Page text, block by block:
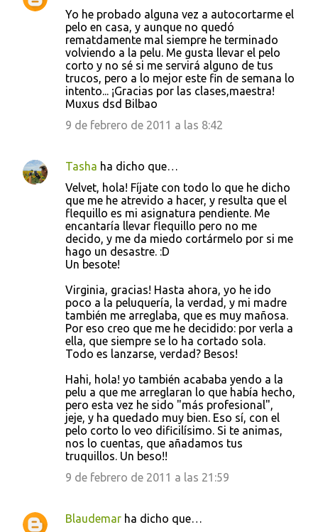
Yo he probado alguna vez a autocortarme el
pelo en casa, y aunque no quedó
rematdamente mal siempre he terminado
volviendo a la pelu. Me gusta llevar el pelo
corto y no sé si me servirá alguno de tus
trucos, pero a lo mejor este fin de semana lo
intento... ¡Gracias por las clases,maestra!
Muxus dsd Bilbao
9 de febrero de 2011 a las 8:42
Tasha ha dicho que…
Velvet, hola! Fíjate con todo lo que he dicho
que me he atrevido a hacer, y resulta que el
flequillo es mi asignatura pendiente. Me
encantaría llevar flequillo pero no me
decido, y me da miedo cortármelo por si me
hago un desastre. :D
Un besote!
Virginia, gracias! Hasta ahora, yo he ido
poco a la peluquería, la verdad, y mi madre
también me arreglaba, que es muy mañosa.
Por eso creo que me he decidido: por verla a
ella, que siempre se lo ha cortado sola.
Todo es lanzarse, verdad? Besos!
Hahi, hola! yo también acababa yendo a la
pelu a que me arreglaran lo que había hecho,
pero esta vez he sido "más profesional",
jeje, y ha quedado muy bien. Eso sí, con el
pelo corto lo veo dificilísimo. Si te animas,
nos lo cuentas, que añadamos tus
truquillos. Un beso!!
9 de febrero de 2011 a las 21:59
Blaudemar ha dicho que…